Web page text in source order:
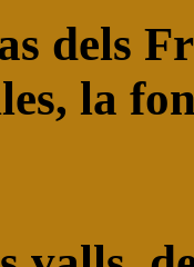
dels
la